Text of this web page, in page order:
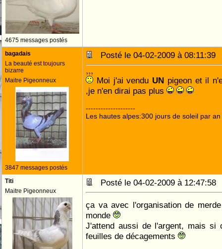
4675 messages postés
bagadais
La beauté est toujours
bizarre
Maitre Pigeonneux
3847 messages postés
Posté le 04-02-2009 à
Moi j'ai vendu UN pigeon et il
,je n'en dirai pas plus
--------------------
Les hautes alpes:300 jours de soleil par an
Titi
Maitre Pigeonneux
Posté le 04-02-2009 à
ça va avec l'organisation de
monde
J'attend aussi de l'argent, mais si
feuilles de décagements